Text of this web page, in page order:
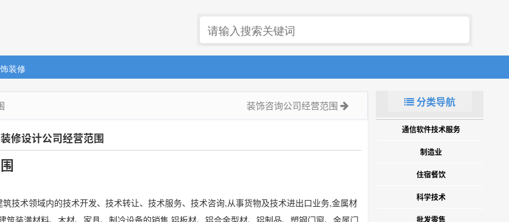
装修
装饰咨询公司经营范围
修设计公司经营范围
技术领域内的技术开发、技术转让、技术服务、技术咨询,从事货物及技术进出口业务,金属材
筑装潢材料、木材、家具、制冷设备的销售,铝板材、铝合金型材、铝制品、塑钢门窗、金属门
分类导航
通信软件技术服务
制造业
住宿餐饮
科学技术
批发零售